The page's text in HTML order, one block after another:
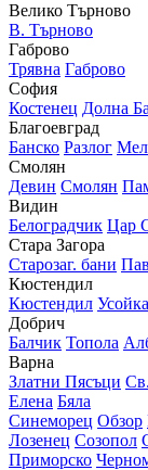
Велико Търново
В. Търново
Габрово
Трявна Габрово
София
Костенец Долна
Благоевград
Банско Разлог
Смолян
Девин Смолян
Видин
Белоградчик Цар
Стара Загора
Старозаг. бани
Кюстендил
Кюстендил Усойка
Добрич
Балчик Топола
Варна
Златни Пясъци
Елена Бяла
Синеморец Обзор
Лозенец Созопол
Приморско